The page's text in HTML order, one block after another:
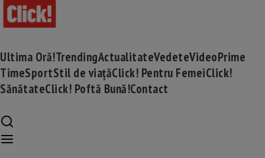
Ultima Oră!TrendingActualitateVedeteVideoPrime
TimeSportStil de viațăClick! Pentru FemeiClick!
SănătateClick! Poftă Bună!Contact